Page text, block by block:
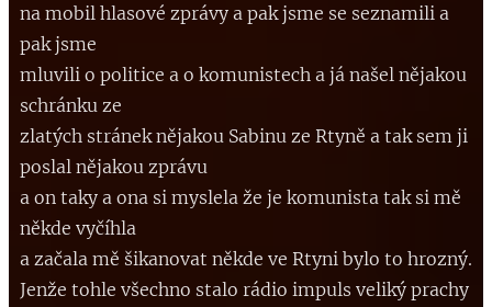
na mobil hlasové zprávy a pak jsme se seznamili a
pak jsme
mluvili o politice a o komunistech a já našel nějakou
schránku ze
zlatých stránek nějakou Sabinu ze Rtyně a tak sem ji
poslal nějakou zprávu
a on taky a ona si myslela že je komunista tak si mě
někde vyčíhla
a začala mě šikanovat někde ve Rtyni bylo to hrozný.
Jenže tohle všechno stalo rádio impuls veliký prachy